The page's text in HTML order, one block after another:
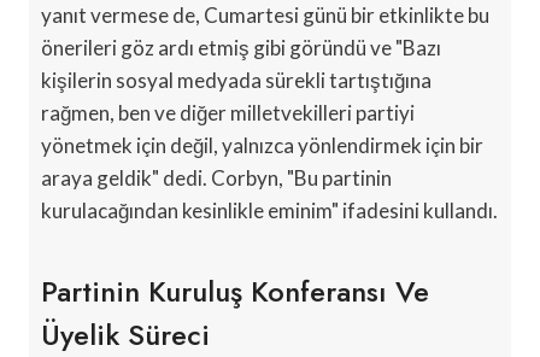
yanıt vermese de, Cumartesi günü bir etkinlikte bu
önerileri göz ardı etmiş gibi göründü ve "Bazı
kişilerin sosyal medyada sürekli tartıştığına
rağmen, ben ve diğer milletvekilleri partiyi
yönetmek için değil, yalnızca yönlendirmek için bir
araya geldik" dedi. Corbyn, "Bu partinin
kurulacağından kesinlikle eminim" ifadesini kullandı.
Partinin Kuruluş Konferansı Ve
Üyelik Süreci